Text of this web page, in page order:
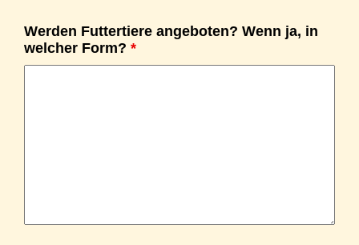
Werden Futtertiere angeboten? Wenn ja, in
welcher Form? *